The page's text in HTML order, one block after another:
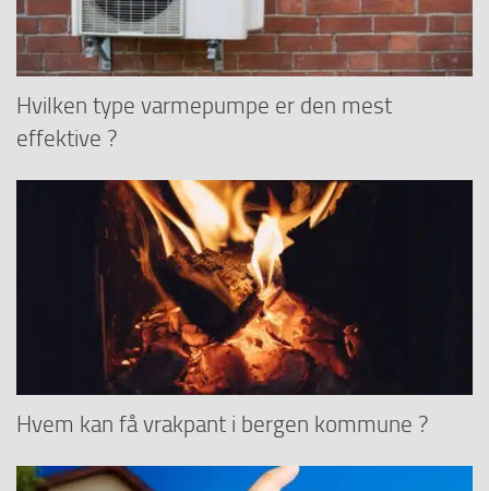
Hvilken type varmepumpe er den mest
effektive ?
Hvem kan få vrakpant i bergen kommune ?